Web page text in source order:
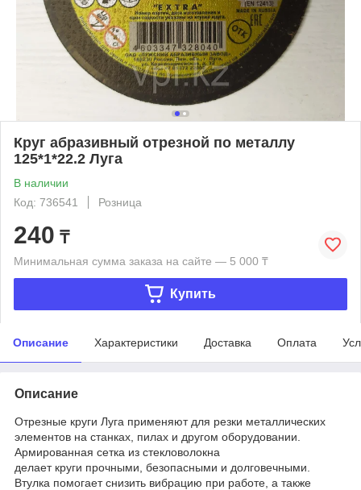
Круг абразивный отрезной по металлу
125*1*22.2 Луга
В наличии
Код: 736541
Розница
240 ₸
Минимальная сумма заказа на сайте — 5 000 ₸
Купить
Описание Характеристики Доставка Оплата
Описание
Отрезные круги Луга применяют для резки металлических
элементов на станках, пилах и другом оборудовании.
Армированная сетка из стекловолокна
делает круги прочными, безопасными и долговечными.
Втулка помогает снизить вибрацию при работе, а также